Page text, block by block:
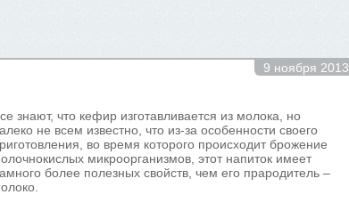
9 ноября 2013
знают, что кефир изготавливается из молока, но
не всем известно, что из-за особенности своего
во время которого происходит брожение
микроорганизмов, этот напиток имеет
более полезных свойств, чем его прародитель –